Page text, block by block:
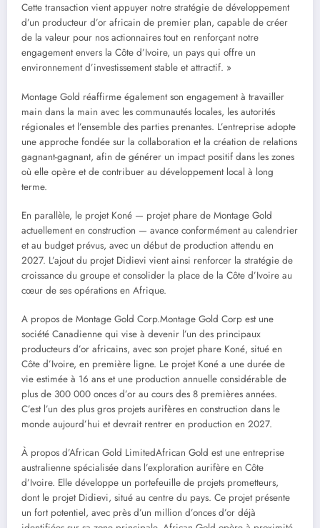
Cette transaction vient appuyer notre stratégie de développement
d’un producteur d’or africain de premier plan, capable de créer
de la valeur pour nos actionnaires tout en renforçant notre
engagement envers la Côte d’Ivoire, un pays qui offre un
environnement d’investissement stable et attractif. »
Montage Gold réaffirme également son engagement à travailler
main dans la main avec les communautés locales, les autorités
régionales et l’ensemble des parties prenantes. L’entreprise adopte
une approche fondée sur la collaboration et la création de relations
gagnant-gagnant, afin de générer un impact positif dans les zones
où elle opère et de contribuer au développement local à long
terme.
En parallèle, le projet Koné — projet phare de Montage Gold
actuellement en construction — avance conformément au calendrier
et au budget prévus, avec un début de production attendu en
2027. L’ajout du projet Didievi vient ainsi renforcer la stratégie de
croissance du groupe et consolider la place de la Côte d’Ivoire au
cœur de ses opérations en Afrique.
A propos de Montage Gold Corp.Montage Gold Corp est une
société Canadienne qui vise à devenir l’un des principaux
producteurs d’or africains, avec son projet phare Koné, situé en
Côte d’Ivoire, en première ligne. Le projet Koné a une durée de
vie estimée à 16 ans et une production annuelle considérable de
plus de 300 000 onces d’or au cours des 8 premières années.
C’est l’un des plus gros projets aurifères en construction dans le
monde aujourd’hui et devrait rentrer en production en 2027.
À propos d’African Gold LimitedAfrican Gold est une entreprise
australienne spécialisée dans l’exploration aurifère en Côte
d’Ivoire. Elle développe un portefeuille de projets prometteurs,
dont le projet Didievi, situé au centre du pays. Ce projet présente
un fort potentiel, avec près d’un million d’onces d’or déjà